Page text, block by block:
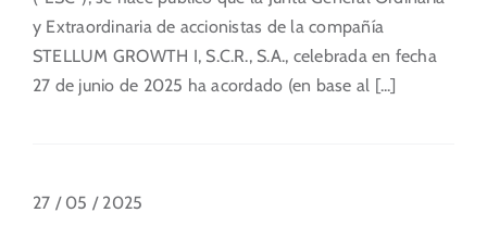
y Extraordinaria de accionistas de la compañía
STELLUM GROWTH I, S.C.R., S.A., celebrada en fecha
27 de junio de 2025 ha acordado (en base al [...]
27 / 05 / 2025